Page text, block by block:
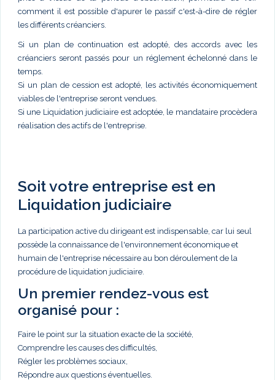
comment il est possible d'apurer le passif c'est-à-dire de régler
les différents créanciers.
Si un plan de continuation est adopté, des accords avec les
créanciers seront passés pour un réglement échelonné dans le
temps.
Si un plan de cession est adopté, les activités économiquement
viables de l'entreprise seront vendues.
Si une Liquidation judiciaire est adoptée, le mandataire procèdera
réalisation des actifs de l'entreprise.
Soit votre entreprise est en
Liquidation judiciaire
La participation active du dirigeant est indispensable, car lui seul
possède la connaissance de l'environnement économique et
humain de l'entreprise nécessaire au bon déroulement de la
procédure de liquidation judiciaire.
Un premier rendez-vous est
organisé pour :
Faire le point sur la situation exacte de la société,
Comprendre les causes des difficultés,
Régler les problèmes sociaux,
Répondre aux questions éventuelles.